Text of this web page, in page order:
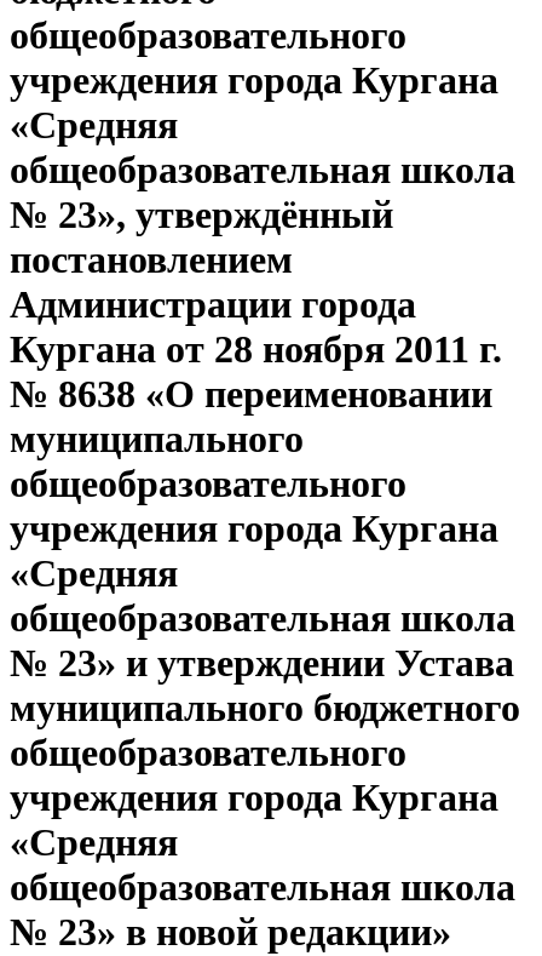
общеобразовательного
учреждения города Кургана
«Средняя
общеобразовательная школа
№ 23», утверждённый
постановлением
Администрации города
Кургана от 28 ноября 2011 г.
№ 8638 «О переименовании
муниципального
общеобразовательного
учреждения города Кургана
«Средняя
общеобразовательная школа
№ 23» и утверждении Устава
муниципального бюджетного
общеобразовательного
учреждения города Кургана
«Средняя
общеобразовательная школа
№ 23» в новой редакции»